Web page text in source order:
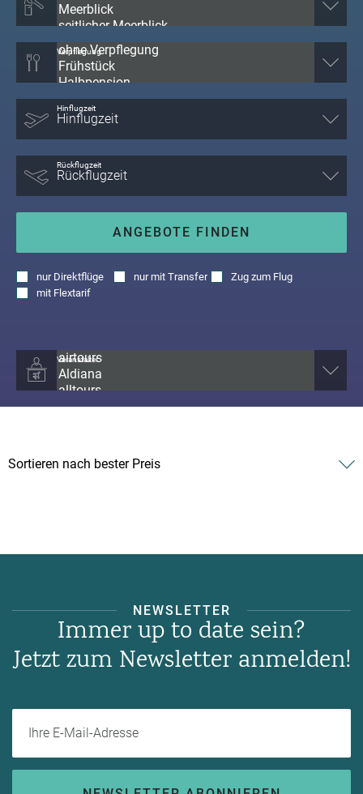
ANGEBOTE FINDEN
nur Direktflüge nurmit Transfer
Zug zum Flug
mit Flextarif
Verpflegung
Hinflugzeit
Rückflugzeit
Veranstalter
NEWSLETTER
Immer up to date sein?
Jetzt zum Newsletter anmelden!